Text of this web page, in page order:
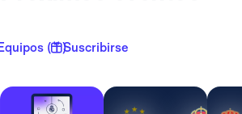
( 1 )Suscribirse